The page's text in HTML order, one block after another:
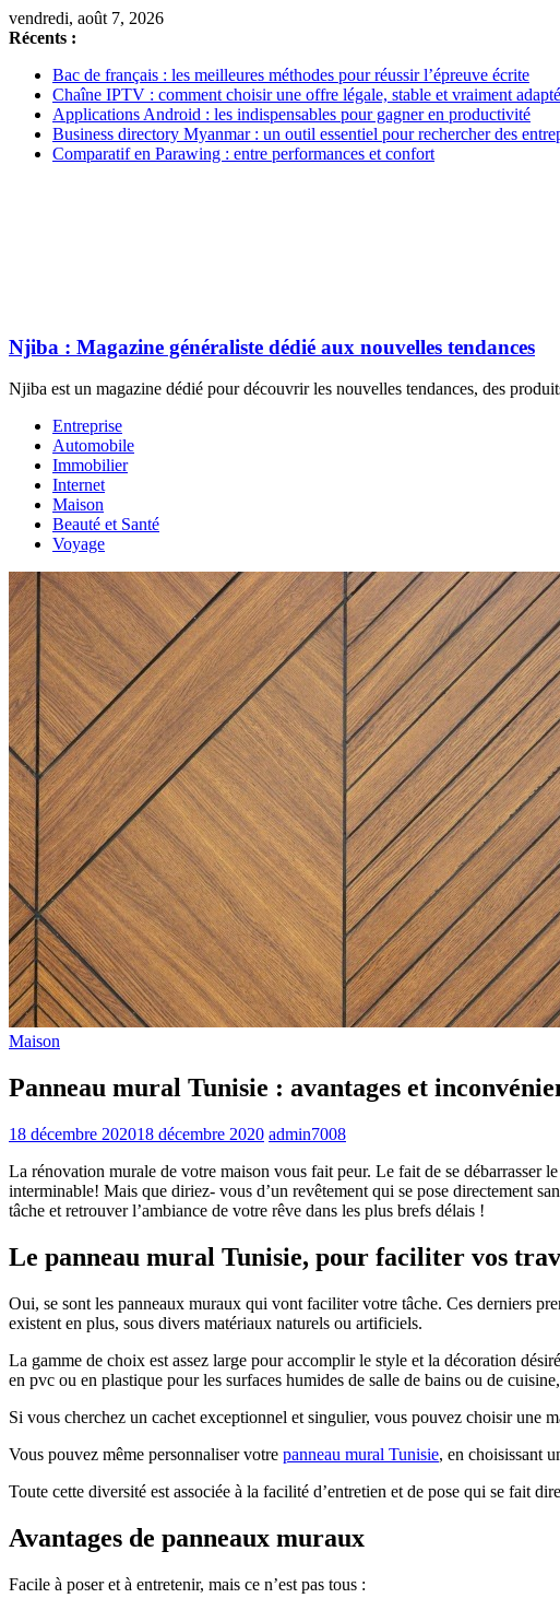
vendredi, août 7, 2026
Récents :
Bac de français : les meilleures méthodes pour réussir l’épreuve écrite
Chaîne IPTV : comment choisir une offre légale, stable et vraiment
Applications Android : les indispensables pour gagner en productivité
Business directory Myanmar : un outil essentiel pour rechercher des
Comparatif en Parawing : entre performances et confort
Njiba : Magazine généraliste dédié aux nouvelles tendances
Njiba est un magazine dédié pour découvrir les nouvelles tendances, des
Entreprise
Automobile
Immobilier
Internet
Maison
Beauté et Santé
Voyage
Maison
Panneau mural Tunisie : avantages et
18 décembre 202018 décembre 2020 admin7008
La rénovation murale de votre maison vous fait peur. Le fait de se débarrasser
interminable! Mais que diriez- vous d’un revêtement qui se pose directement
tâche et retrouver l’ambiance de votre rêve dans les plus brefs délais !
Le panneau mural Tunisie, pour faciliter vos
Oui, se sont les panneaux muraux qui vont faciliter votre tâche. Ces derniers
existent en plus, sous divers matériaux naturels ou artificiels.
La gamme de choix est assez large pour accomplir le style et la décoration
en pvc ou en plastique pour les surfaces humides de salle de bains ou de
Si vous cherchez un cachet exceptionnel et singulier, vous pouvez choisir une
Vous pouvez même personnaliser votre panneau mural Tunisie, en choisissant
Toute cette diversité est associée à la facilité d’entretien et de pose qui se fait
Avantages de panneaux muraux
Facile à poser et à entretenir, mais ce n’est pas tous :